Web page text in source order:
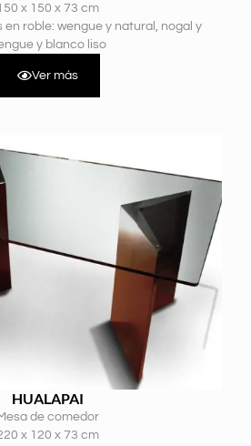
x 150 x 73 cm
en roble: wengue y natural, nogal y
y blanco liso
Ver más
HUALAPAI
de comedor
x 120 x 73 cm